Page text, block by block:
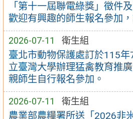
「第十一屆聯電綠獎」徵件
歡迎有興趣的師生報名參加，
2026-07-11 衛生組
臺北市動物保護處訂於115
立臺灣大學辦理猛禽教育推
親師生自行報名參加。
2026-07-11 衛生組
農業部農糧署所送「2026非